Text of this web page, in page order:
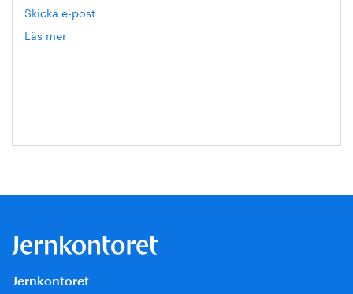
Skicka e-post
Läs mer
Jernkontoret